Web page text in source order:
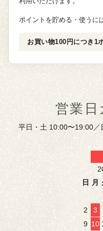
ポイントを貯める・使うに
お買い物100円につき1
営業日
平日・土 10:00〜19:00／
日 月
2
3
9 10